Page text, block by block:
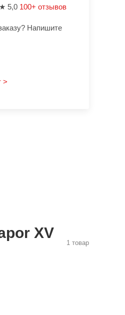
5,0 100+ отзывов
Напишите
>
XV
1 товар